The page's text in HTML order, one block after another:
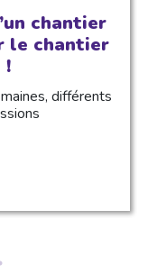
chantier
le chantier
!
différents